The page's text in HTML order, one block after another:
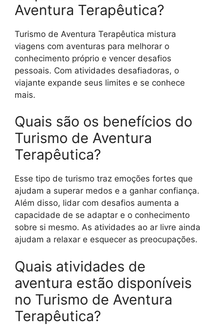
Aventura Terapêutica?
Turismo de Aventura Terapêutica mistura
viagens com aventuras para melhorar o
conhecimento próprio e vencer desafios
pessoais. Com atividades desafiadoras, o
viajante expande seus limites e se conhece
mais.
Quais são os benefícios do
Turismo de Aventura
Terapêutica?
Esse tipo de turismo traz emoções fortes que
ajudam a superar medos e a ganhar confiança.
Além disso, lidar com desafios aumenta a
capacidade de se adaptar e o conhecimento
sobre si mesmo. As atividades ao ar livre ainda
ajudam a relaxar e esquecer as preocupações.
Quais atividades de
aventura estão disponíveis
no Turismo de Aventura
Terapêutica?